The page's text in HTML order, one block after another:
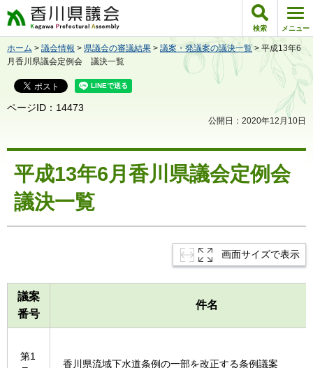
香川県議会 検索 メニュー
ホーム > 議会情報 > 県議会の審議結果 > 議案・発議案の議決一覧 > 平成13年6
月香川県議会定例会 議決一覧
ページID：14473
公開日：2020年12月10日
平成13年6月香川県議会定例会
議決一覧
画面サイズで表示
議案
番号
件名
第1
香川県流域下水道条例の一部を改正する条例議案